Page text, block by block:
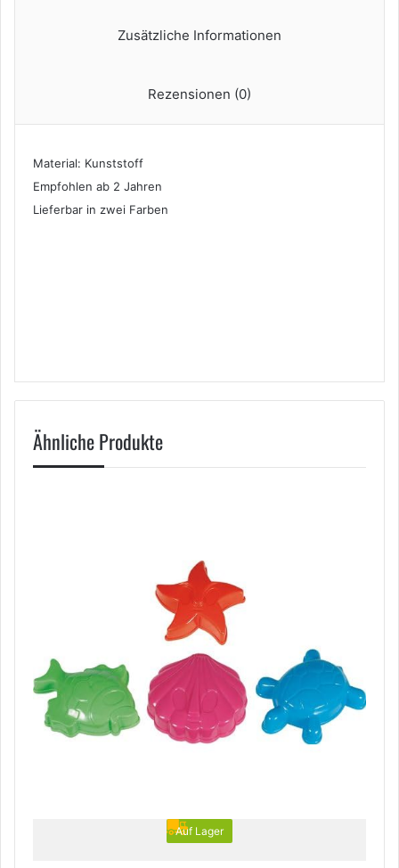
Zusätzliche Informationen
Rezensionen (0)
Material: Kunststoff
Empfohlen ab 2 Jahren
Lieferbar in zwei Farben
Ähnliche Produkte
Auf Lager